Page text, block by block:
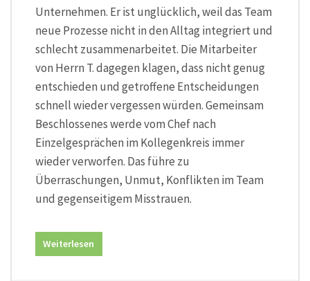
Unternehmen. Er ist unglücklich, weil das Team
neue Prozesse nicht in den Alltag integriert und
schlecht zusammenarbeitet. Die Mitarbeiter
von Herrn T. dagegen klagen, dass nicht genug
entschieden und getroffene Entscheidungen
schnell wieder vergessen würden. Gemeinsam
Beschlossenes werde vom Chef nach
Einzelgesprächen im Kollegenkreis immer
wieder verworfen. Das führe zu
Überraschungen, Unmut, Konflikten im Team
und gegenseitigem Misstrauen.
Weiterlesen